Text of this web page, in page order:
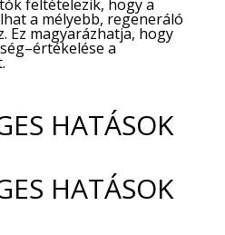
feltételezik, hogy a
a mélyebb, regeneráló
Ez magyarázhatja, hogy
a
HATÁSOK
HATÁSOK